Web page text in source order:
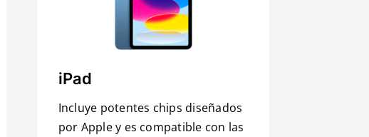
iPad
Incluye potentes chips diseñados
por Apple y es compatible con las